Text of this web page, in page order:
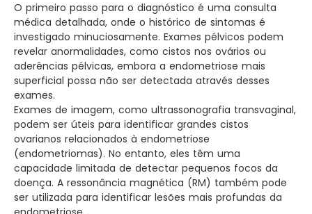
O primeiro passo para o diagnóstico é uma consulta
médica detalhada, onde o histórico de sintomas é
investigado minuciosamente. Exames pélvicos podem
revelar anormalidades, como cistos nos ovários ou
aderências pélvicas, embora a endometriose mais
superficial possa não ser detectada através desses
exames.
Exames de imagem, como ultrassonografia transvaginal,
podem ser úteis para identificar grandes cistos
ovarianos relacionados à endometriose
(endometriomas). No entanto, eles têm uma
capacidade limitada de detectar pequenos focos da
doença. A ressonância magnética (RM) também pode
ser utilizada para identificar lesões mais profundas da